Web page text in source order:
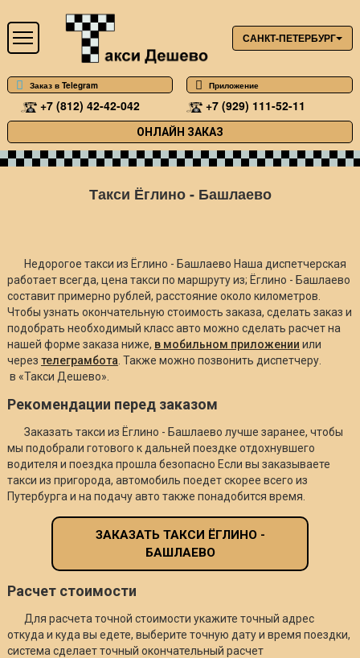
САНКТ-ПЕТЕРБУРГ
Заказ в Telegram Приложение
+7 (812) 42-42-042 +7 (929) 111-52-11
ОНЛАЙН ЗАКАЗ
Такси Ёглино - Башлаево
Недорогое такси из Ёглино - Башлаево Наша диспетчерская
работает всегда, цена такси по маршруту из; Ёглино - Башлаево
составит примерно рублей, расстояние около километров.
Чтобы узнать окончательную стоимость заказа, сделать заказ и
подобрать необходимый класс авто можно сделать расчет на
нашей форме заказа ниже, в мобильном приложении или
через телеграмбота . Также можно позвонить диспетчеру.
в «Такси Дешево».
Рекомендации перед заказом
Заказать такси из Ёглино - Башлаево лучше заранее, чтобы
мы подобрали готового к дальней поездке отдохнувшего
водителя и поездка прошла безопасно Если вы заказываете
такси из пригорода, автомобиль поедет скорее всего из
Путербурга и на подачу авто также понадобится время.
ЗАКАЗАТЬ ТАКСИ ЁГЛИНО -
БАШЛАЕВО
Расчет стоимости
Для расчета точной стоимости укажите точный адрес
откуда и куда вы едете, выберите точную дату и время поездки,
система сделает точный окончательный расчет